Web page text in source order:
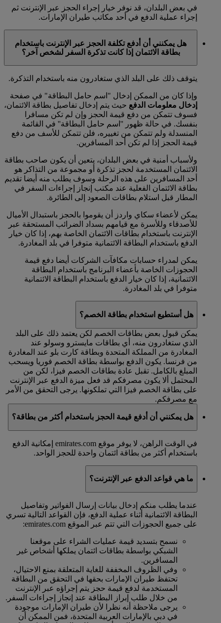
في بعض البلدان، قد نوفر خيار إجراء الحجز عبر الإنترنت ثم
إجراء عملية الدفع في أحد مكاتب طيران الإمارات.
هل يمكنني أن أدفع تكلفة الحجز عبر الإنترنت باستخدام
بطاقة الائتمان إذا كانت تذكرة السفر لشخص آخر؟
يتوقف ذلك على البلد الذي ستغادرون منه باستخدام التذكرة.
وإذا كان من الممكن إدخال "اسم حامل البطاقة" في صفحة
إدخال معلومات الدفع حيث يتم إدخال تفاصيل بطاقة الائتمان،
فسوف تتمكن من دفع قيمة الحجز وإن لم تكن مسافرا
بنفسك. في حالة ظهور ''اسم حامل البطاقة'' في القائمة
المنسدلة ولم تتمكن من تغييره، فلن تتمكن للأسف من دفع
قيمة الحجز إذا لم تكن أحد المسافرين.
ولأسباب أمنية في بعض البلدان، يتعين أن يكون صاحب بطاقة
الائتمان المستخدمة لحجز تذكرة أو مجموعة من التذاكر هو
أحد المسافرين على هذه الرحلة وسوف يطلب منه أيضا تقديم
بطاقة الائتمان الفعلية عند مكتب إنجاز إجراءات السفر في
المطار قبل استلام بطاقات الصعود إلى الطائرة.
يمكن لأعضاء سكاي واردز أن يقوموا بالحجز باستبدال الأميال
للأصدقاء وللأسرة مع قيامهم بسداد الضرائب المستحقة عبر
الإنترنت باستخدام بطاقات الائتمان الخاصة بهم، إذا كان خيار
الدفع باستخدام البطاقة الائتمانية متوفرا في بلد المغادرة.
يمكن لمدراء حسابات مكافآت الشركات أيضا دفع قيمة
الحجوزات الخاصة بأعضاء البرنامج باستخدام البطاقة
الائتمانية، إذا كان خيار الدفع باستخدام البطاقة الائتمانية
متوفرا في بلد المغادرة.
هل أستطيع استخدام بطاقة الخصم؟
يمكن قبول بعض بطاقات الخصم لكن يعتمد ذلك على البلد
الذي ستغادرون منه، أي بطاقات مايسترو وسولو عند
المغادرة من المملكة المتحدة وبطاقة كارت بلو عند المغادرة
من فرنسا. يكون الدفع بواسطة بطاقة الخصم فوريا ويسحب
المبلغ بالكامل. تقبل عادة بطاقات الخصم فيزا، لكن من
المحتمل ألا يكون مصرفكم قد فعل ميزة الدفع عبر الإنترنت
على بطاقة الخصم فيزا التي تملكونها. يرجى التحقق من الأمر
مع مصرفكم.
هل يمكنني أن أدفع قيمة الحجز باستخدام أكثر من بطاقة؟
في الوقت الراهن، لا يوفر موقع emirates.com إمكانية الدفع
باستخدام أكثر من بطاقة ائتمان واحدة للحجز الواحد.
ما هي قواعد الدفع عبر الإنترنت؟
عندما يطلب منكم إدخال بيانات إرسال الفواتير وتفاصيل
البطاقة الائتمانية أثناء عملية الدفع، فإن القواعد التالية تسري
على جميع الحجوزات التي تتم عبر الموقع emirates.com:
نسمح بتسديد قيمة عمليات الشراء على موقعنا
الشبكي بواسطة بطاقات ائتمان يملكها أشخاص غير
المسافرين.
وفي الظروف المخففة للغاية المتعلقة بمنع الاحتيال،
تحتفظ طيران الإمارات بحقها في التحقق من البطاقة
المستخدمة لدفع قيمة حجز يتم إجراؤه عبر الإنترنت
من خلال طلب إبراز البطاقة عند إنجاز إجراءات السفر.
يرجى ملاحظة أنه نظرا لأن طيران الإمارات موجودة
في دبي بالإمارات العربية المتحدة، فمن الممكن أن